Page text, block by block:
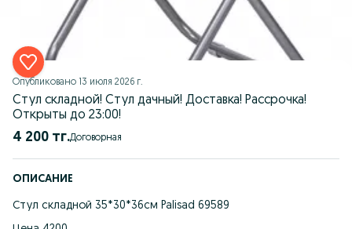
Опубликовано 13 июля 2026 г.
Стул складной! Стул дачный! Доставка! Рассрочка!
Открыты до 23:00!
4 200 тг. Договорная
ОПИСАНИЕ
Стул складной 35*30*36см Palisad 69589